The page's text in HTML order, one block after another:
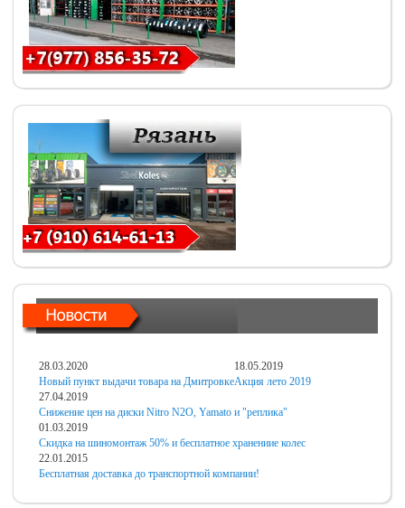
28.03.2020
Новый пункт выдачи товара на Дмитровке
18.05.2019
Акция лето 2019
27.04.2019
Снижение цен на диски Nitro N2O, Yamato и "реплика"
01.03.2019
Скидка на шиномонтаж 50% и бесплатное хранениие колес
22.01.2015
Бесплатная доставка до транспортной компании!